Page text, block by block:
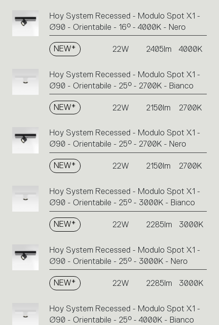
Hoy System Recessed - Modulo Spot X1 -
Ø90 - Orientabile - 16° - 4000K - Nero
NEW* 22W 2405lm 4000K
Hoy System Recessed - Modulo Spot X1 -
Ø90 - Orientabile - 25° - 2700K - Bianco
NEW* 22W 2150lm 2700K
Hoy System Recessed - Modulo Spot X1 -
Ø90 - Orientabile - 25° - 2700K - Nero
NEW* 22W 2150lm 2700K
Hoy System Recessed - Modulo Spot X1 -
Ø90 - Orientabile - 25° - 3000K - Bianco
NEW* 22W 2285lm 3000K
Hoy System Recessed - Modulo Spot X1 -
Ø90 - Orientabile - 25° - 3000K - Nero
NEW* 22W 2285lm 3000K
Hoy System Recessed - Modulo Spot X1 -
Ø90 - Orientabile - 25° - 4000K - Bianco